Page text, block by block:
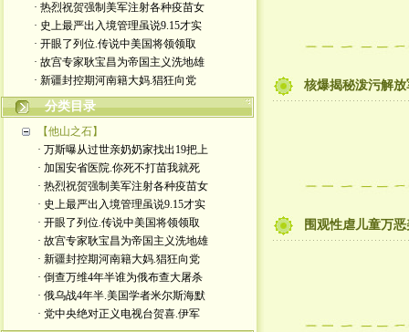
· 热烈祝贺强制美军注射各种疫苗女
· 史上最严出入境管理虽说9.15才实
· 开眼了列位.传说中美国将领领取
· 故宫专家耿宝昌为帝国主义洗地雄
· 新疆封控期河南籍大妈.猖狂向党
分类目录
【他山之石】
· 万斯曝从过世亲奶奶家找出19把上
· 加国安省医院.你死不打苗我就死
· 热烈祝贺强制美军注射各种疫苗女
· 史上最严出入境管理虽说9.15才实
· 开眼了列位.传说中美国将领领取
· 故宫专家耿宝昌为帝国主义洗地雄
· 新疆封控期河南籍大妈.猖狂向党
· 倒查万维4年半谁为俄布查大屠杀
· 俄乌战4年半.美国学者米尔斯海默
· 党中央绝对正义电视台贺喜.伊军
核爆揭秘泼污解
围观性虐儿童万